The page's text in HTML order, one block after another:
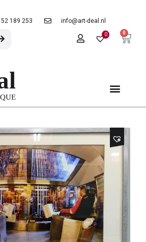
189 253 info@art-deal.nl
0 0